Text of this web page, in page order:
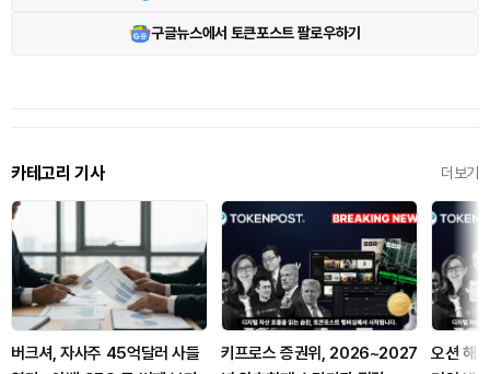
구글뉴스에서 토큰포스트 팔로우하기
카테고리 기사 더보기
버크셔, 자사주 45억달러 사들
키프로스 증권위, 2026~2027
오션 해